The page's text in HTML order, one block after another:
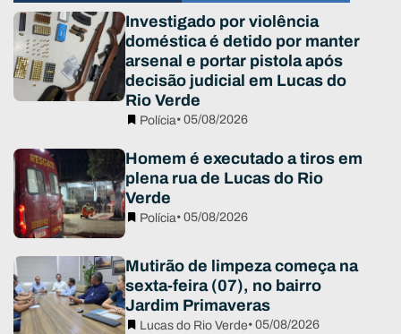
Investigado por violência
doméstica é detido por manter
arsenal e portar pistola após
decisão judicial em Lucas do
Rio Verde
Polícia• 05/08/2026
Homem é executado a tiros em
plena rua de Lucas do Rio
Verde
Polícia• 05/08/2026
Mutirão de limpeza começa na
sexta-feira (07), no bairro
Jardim Primaveras
Lucas do Rio Verde• 05/08/2026